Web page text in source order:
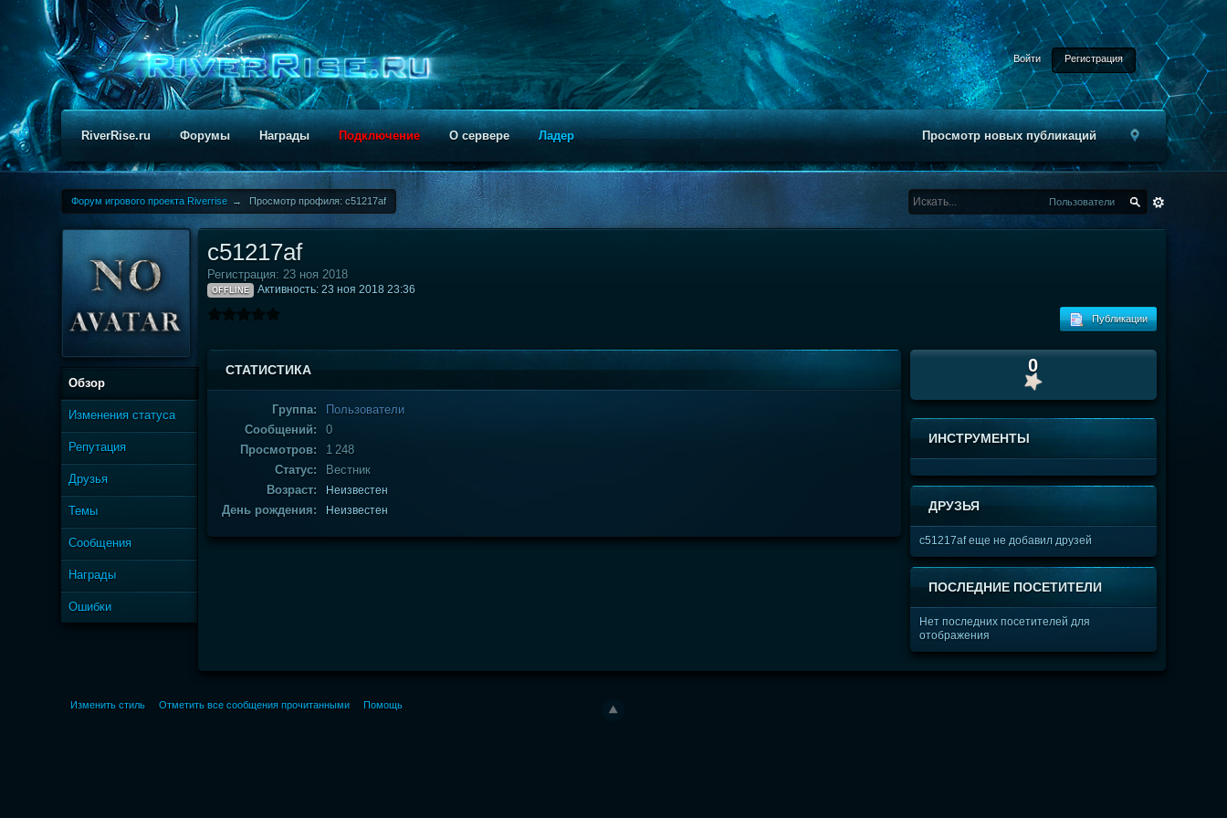
Войти Регистрация
Просмотр новых публикаций
RiverRise.ru Форумы Награды Подключение О сервере Ладер
Форум игрового проекта Riverrise → Просмотр профиля: c51217af Пользователи
Обзор
Изменения статуса
Репутация
Друзья
Темы
Сообщения
Награды
Ошибки
c51217af
Регистрация: 23 ноя 2018
OFFLINE Активность: 23 ноя 2018 23:36
Публикации
СТАТИСТИКА
Группа:
Пользователи
Сообщений:
0
Просмотров:
1 248
Статус:
Вестник
Возраст:
Неизвестен
День рождения: Неизвестен
0
ИНСТРУМЕНТЫ
ДРУЗЬЯ
c51217af еще не добавил друзей
ПОСЛЕДНИЕ ПОСЕТИТЕЛИ
Нет последних посетителей для
отображения
Изменить стиль Отметить все сообщения прочитанными Помощь